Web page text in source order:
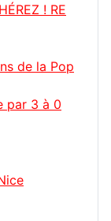
! RE
de la Pop
par 3 à 0